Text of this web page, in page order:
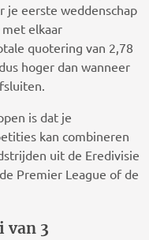
je eerste weddenschap
met elkaar
quotering van 2,78
hoger dan wanneer
is dat je
kan combineren
uit de Eredivisie
Premier League of de
van 3